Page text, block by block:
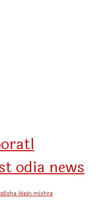
odia news
bipin mishra